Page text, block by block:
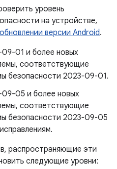
уровень
на устройстве,
версии Android.
01 и более новых
соответствующие
безопасности 2023-09-01.
05 и более новых
соответствующие
безопасности 2023-09-05
распространяющие эти
следующие уровни: